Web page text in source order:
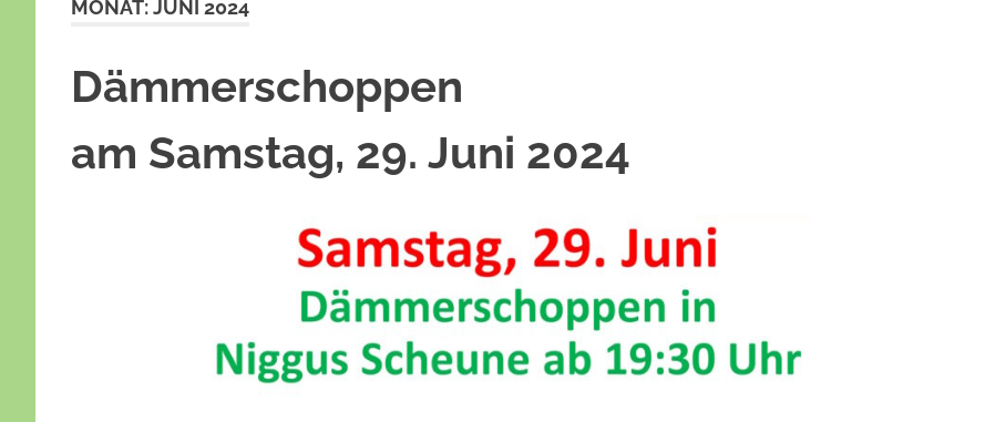
MONAT:JUNI 2024
Dämmerschoppen
am Samstag, 29. Juni 2024